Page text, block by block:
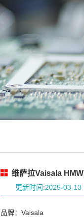
维萨拉Vaisala
更新时间:2025-03-13
品牌：Vaisala